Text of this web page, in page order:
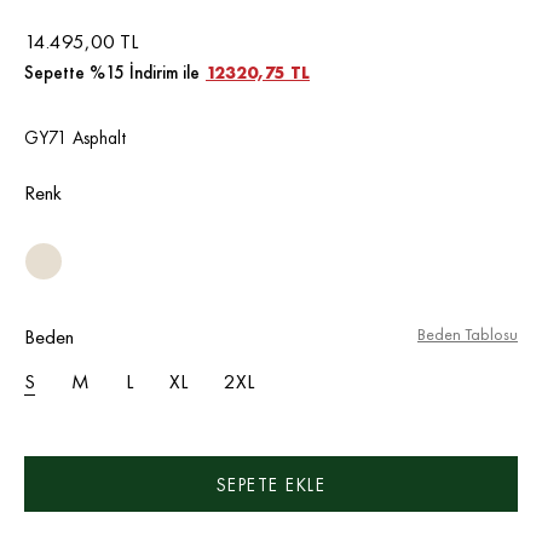
14.495,00 TL
Sepette %15 İndirim ile 12320,75 TL
GY71 Asphalt
Renk
Beden
S
M L XL 2XL
Beden Tablosu